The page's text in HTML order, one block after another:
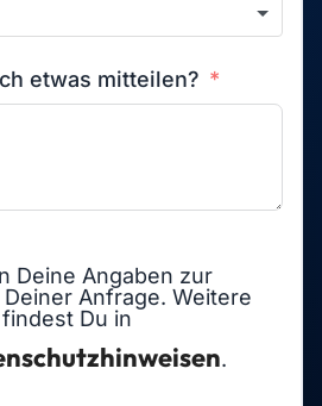
etwas mitteilen?
Deine Angaben zur
Anfrage. Weitere
Du in
.